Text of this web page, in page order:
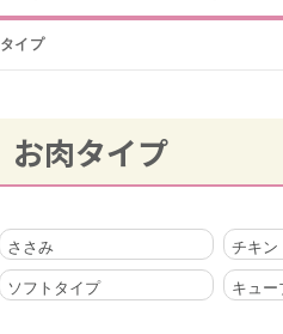
イプ
お肉タイプ
ささみ チキン
ソフトタイプ キュー